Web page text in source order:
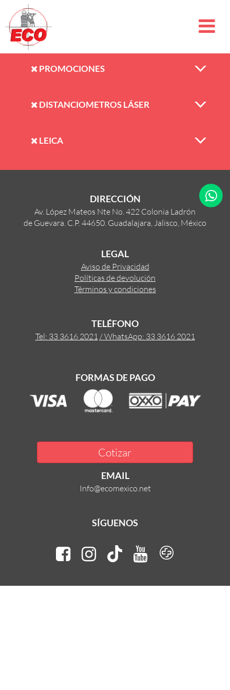
PROMOCIONES
DISTANCIOMETROS LÁSER
LEICA
DIRECCIÓN
Av. López Mateos Nte No. 422 Colonia Ladrón
de Guevara. C.P. 44650. Guadalajara, Jalisco, México
LEGAL
Aviso de Privacidad
Políticas de devolución
Términos y condiciones
TELÉFONO
Tel: 33 3616 2021 / WhatsApp: 33 3616 2021
FORMAS DE PAGO
Cotizar
EMAIL
Info@ecomexico.net
SÍGUENOS